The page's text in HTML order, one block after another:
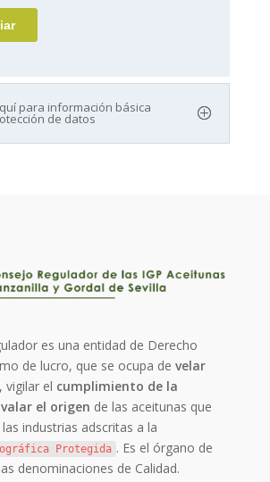
para información básica
de datos
es una entidad de Derecho
de lucro, que se ocupa develar
, vigilar el cumplimiento de la
el origen de las aceitunas que
industrias adscritas a la
Protegida . Es el órgano de
denominaciones de Calidad.